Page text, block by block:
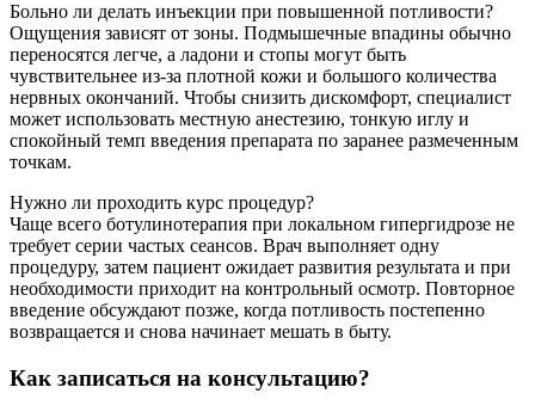
Больно ли делать инъекции при повышенной потливости?
Ощущения зависят от зоны. Подмышечные впадины обычно
переносятся легче, а ладони и стопы могут быть
чувствительнее из-за плотной кожи и большого количества
нервных окончаний. Чтобы снизить дискомфорт, специалист
может использовать местную анестезию, тонкую иглу и
спокойный темп введения препарата по заранее размеченным
точкам.
Нужно ли проходить курс процедур?
Чаще всего ботулинотерапия при локальном гипергидрозе не
требует серии частых сеансов. Врач выполняет одну
процедуру, затем пациент ожидает развития результата и при
необходимости приходит на контрольный осмотр. Повторное
введение обсуждают позже, когда потливость постепенно
возвращается и снова начинает мешать в быту.
Как записаться на консультацию?